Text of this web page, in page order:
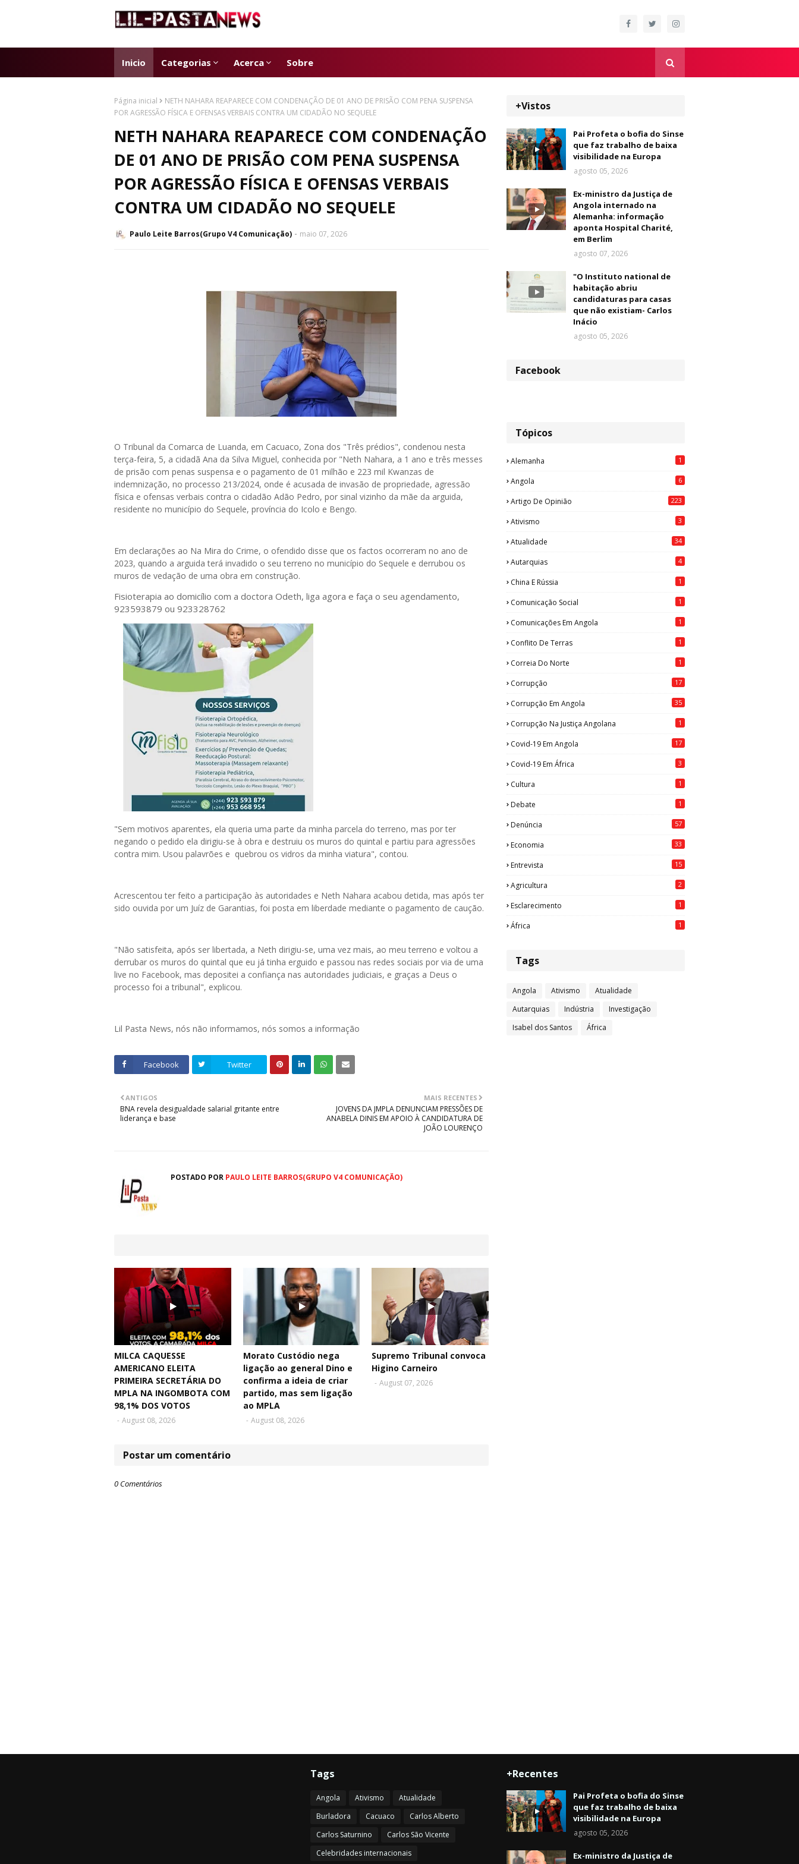
Inicio Categorias Acerca Sobre
Página inicial
NETH NAHARA REAPARECE COM CONDENAÇÃO DE 01 ANO DE PRISÃO COM PENA SUSPENSA
POR AGRESSÃO FÍSICA E OFENSAS VERBAIS CONTRA UM CIDADÃO NO SEQUELE
NETH NAHARA REAPARECE COM CONDENAÇÃO
DE 01 ANO DE PRISÃO COM PENA SUSPENSA
POR AGRESSÃO FÍSICA E OFENSAS VERBAIS
CONTRA UM CIDADÃO NO SEQUELE
Paulo Leite Barros(Grupo V4 Comunicação) maio 07, 2026
O Tribunal da Comarca de Luanda, em Cacuaco, Zona dos "Três prédios", condenou nesta
terça-feira, 5, a cidadã Ana da Silva Miguel, conhecida por "Neth Nahara, a 1 ano e três messes
de prisão com penas suspensa e o pagamento de 01 milhão e 223 mil Kwanzas de
indemnização, no processo 213/2024, onde é acusada de invasão de propriedade, agressão
física e ofensas verbais contra o cidadão Adão Pedro, por sinal vizinho da mãe da arguida,
residente no município do Sequele, província do Icolo e Bengo.
Em declarações ao Na Mira do Crime, o ofendido disse que os factos ocorreram no ano de
2023, quando a arguida terá invadido o seu terreno no município do Sequele e derrubou os
muros de vedação de uma obra em construção.
Fisioterapia ao domicílio com a doctora Odeth, liga agora e faça o seu agendamento,
923593879 ou 923328762
"Sem motivos aparentes, ela queria uma parte da minha parcela do terreno, mas por ter
negando o pedido ela dirigiu-se à obra e destruiu os muros do quintal e partiu para agressões
contra mim. Usou palavrões e quebrou os vidros da minha viatura", contou.
Acrescentou ter feito a participação às autoridades e Neth Nahara acabou detida, mas após ter
sido ouvida por um Juíz de Garantias, foi posta em liberdade mediante o pagamento de caução.
"Não satisfeita, após ser libertada, a Neth dirigiu-se, uma vez mais, ao meu terreno e voltou a
derrubar os muros do quintal que eu já tinha erguido e passou nas redes sociais por via de uma
live no Facebook, mas depositei a confiança nas autoridades judiciais, e graças a Deus o
processo foi a tribunal", explicou.
Lil Pasta News, nós não informamos, nós somos a informação
Facebook Twitter
MAIS RECENTES
JOVENS DA JMPLA DENUNCIAM PRESSÕES DE
ANABELA DINIS EM APOIO À CANDIDATURA DE
JOÃO LOURENÇO
ANTIGOS
BNA revela desigualdade salarial gritante entre
liderança e base
POSTADO POR PAULO LEITE BARROS(GRUPO V4 COMUNICAÇÃO)
MILCA CAQUESSE
AMERICANO ELEITA
PRIMEIRA SECRETÁRIA DO
MPLA NA INGOMBOTA COM
98,1% DOS VOTOS
- August 08, 2026
Morato Custódio nega
ligação ao general Dino e
confirma a ideia de criar
partido, mas sem ligação
ao MPLA
- August 08, 2026
Supremo Tribunal convoca
Higino Carneiro
- August 07, 2026
Postar um comentário
0 Comentários
+Vistos
Pai Profeta o bofia do Sinse
que faz trabalho de baixa
visibilidade na Europa
agosto 05, 2026
Ex-ministro da Justiça de
Angola internado na
Alemanha: informação
aponta Hospital Charité,
em Berlim
agosto 07, 2026
"O Instituto national de
habitação abriu
candidaturas para casas
que não existiam- Carlos
Inácio
agosto 05, 2026
Facebook
Tópicos
Alemanha 1
Angola 6
Artigo De Opinião 223
Ativismo 3
Atualidade 34
Autarquias 4
China E Rússia 1
Comunicação Social 1
Comunicações Em Angola 1
Conflito De Terras 1
Correia Do Norte 1
Corrupção 17
Corrupção Em Angola 35
Corrupção Na Justiça Angolana 1
Covid-19 Em Angola 17
Covid-19 Em África 3
Cultura 1
Debate 1
Denúncia 57
Economia 33
Entrevista 15
Agricultura 2
Esclarecimento 1
África 1
Tags
Angola Ativismo
Atualidade
Autarquias
Indústria
Investigação
Isabel dos Santos
África
Tags
Angola Ativismo
Atualidade
Burladora
Cacuaco
Carlos Alberto
Carlos Saturnino
Carlos São Vicente
Celebridades internacionais
+Recentes
Pai Profeta o bofia do Sinse
que faz trabalho de baixa
visibilidade na Europa
agosto 05, 2026
Ex-ministro da Justiça de